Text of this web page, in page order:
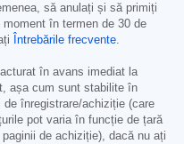
să anulați și să primiți
în termen de 30 de
Întrebările frecvente
în avans imediat la
așa cum sunt stabilite în
înregistrare/achiziție (care
pot varia în funcție de țară
de achiziție), dacă nu ați